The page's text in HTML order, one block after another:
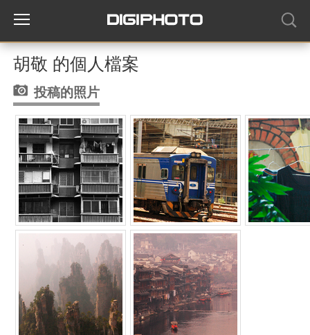
胡敬 的個人檔案
投稿的照片